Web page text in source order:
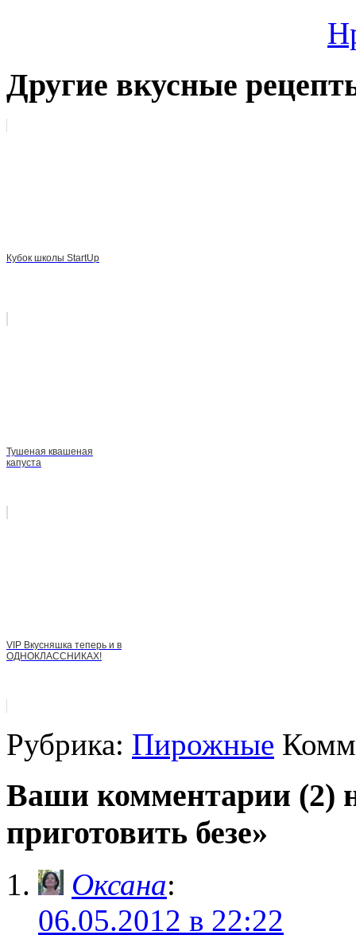
Другие вкусные
Кубок школы StartUp
Тушеная квашеная
капуста
VIP Вкусняшка теперь и в
ОДНОКЛАССНИКАХ!
Рубрика: Пирожные
Ваши комментарии (2)
приготовить безе»
Оксана:
06.05.2012 в 22:22